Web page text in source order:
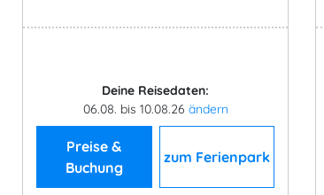
Deine Reisedaten:
06.08. bis 10.08.26 ändern
Preise &
Buchung
zum Ferienpark